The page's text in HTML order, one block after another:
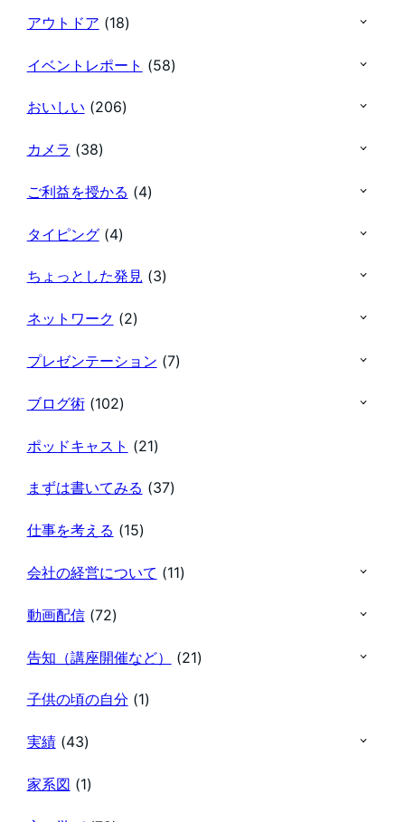
アウトドア (18)
イベントレポート (58)
おいしい (206)
カメラ (38)
ご利益を授かる (4)
タイピング(4)
ちょっとした発見 (3)
ネットワーク (2)
プレゼンテーション (7)
ブログ術(102)
ポッドキャスト (21)
まずは書いてみる (37)
仕事を考える (15)
会社の経営について (11)
動画配信(72)
告知（講座開催など） (21)
子供の頃の自分 (1)
実績(43)
家系図 (1)